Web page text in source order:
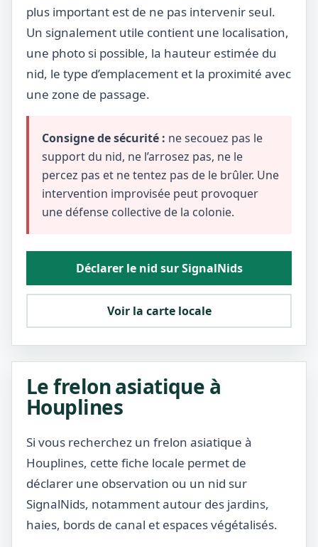
plus important est de ne pas intervenir seul.
Un signalement utile contient une localisation,
une photo si possible, la hauteur estimée du
nid, le type d’emplacement et la proximité avec
une zone de passage.
Consigne de sécurité : ne secouez pas le
support du nid, ne l’arrosez pas, ne le
percez pas et ne tentez pas de le brûler. Une
intervention improvisée peut provoquer
une défense collective de la colonie.
Déclarer le nid sur SignalNids
Voir la carte locale
Le frelon asiatique à
Houplines
Si vous recherchez un frelon asiatique à
Houplines, cette fiche locale permet de
déclarer une observation ou un nid sur
SignalNids, notamment autour des jardins,
haies, bords de canal et espaces végétalisés.